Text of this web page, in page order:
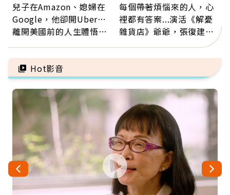
兒子在Amazon、媳婦在
Google，他卻開Uber…
離開美國前的人生體悟：
每個帶著煩惱來的人，心
裡都有答案...演活《解憂
雜貨店》爺爺，張復建：
放下執著不是認輸，而是
善待自己
Hot影音